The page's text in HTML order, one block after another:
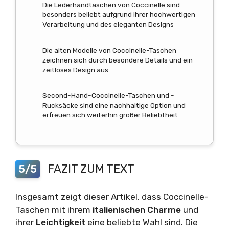
Die Lederhandtaschen von Coccinelle sind
besonders beliebt aufgrund ihrer hochwertigen
Verarbeitung und des eleganten Designs
Die alten Modelle von Coccinelle-Taschen
zeichnen sich durch besondere Details und ein
zeitloses Design aus
Second-Hand-Coccinelle-Taschen und -
Rucksäcke sind eine nachhaltige Option und
erfreuen sich weiterhin großer Beliebtheit
5/5 FAZIT ZUM TEXT
Insgesamt zeigt dieser Artikel, dass Coccinelle-
Taschen mit ihrem italienischen Charme und
ihrer Leichtigkeit eine beliebte Wahl sind. Die